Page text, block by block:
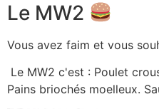
Le MW2
Vous avez faim et vous
Le MW2 c'est : Poulet
Pains briochés moelleux.